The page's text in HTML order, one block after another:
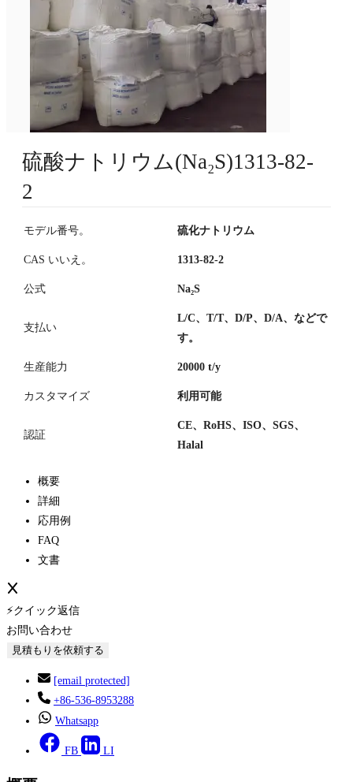
硫酸ナトリウム(Na₂S)1313-82-
2
モデル番号。 硫化ナトリウム
CAS いいえ。 1313-82-2
公式 Na₂S
支払い
L/C、T/T、D/P、D/A、などで
す。
生産能力 20000 t/y
カスタマイズ 利用可能
認証
CE、RoHS、ISO、SGS、
Halal
概要
詳細
応用例
FAQ
文書
⚡クイック返信
お問い合わせ
見積もりを依頼する
[email protected]
+86-536-8953288
Whatsapp
FB LI